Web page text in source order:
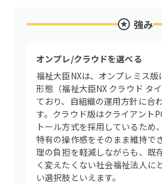
強み
オンプレ/クラウドを選べる
福祉大臣NXは、オンプレミス版
形態（福祉大臣NX クラウド タ
ており、自組織の運用方針に合
す。クラウド版はクライアント
トール方式を採用しているため
特有の操作感をそのまま維持で
理の負担を軽減しながらも、既
く変えたくない社会福祉法人に
い選択肢といえます。